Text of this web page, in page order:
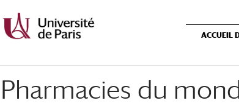
ACCUEIL
Pharmacies du